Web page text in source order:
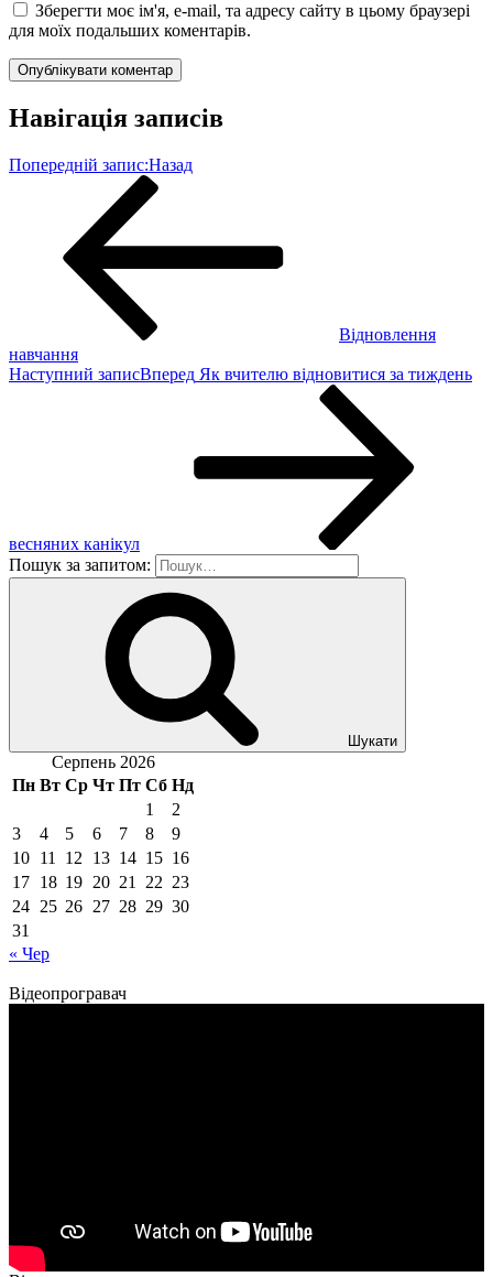
Зберегти моє ім'я, e-mail, та адресу сайту в цьому браузері
для моїх подальших коментарів.
Навігація записів
Попередній запис:Назад
Відновлення
навчання
Наступний записВперед Як вчителю відновитися за тиждень
весняних канікул
Пошук за запитом:
Шукати
Серпень 2026
Пн Вт Ср Чт Пт Сб Нд
1
2
3
4 5 6 7 8
9
10 11 12 13 14 15 16
17 18 19 20 21 22 23
24 25 26 27 28 29 30
31
« Чер
Відеопрогравач